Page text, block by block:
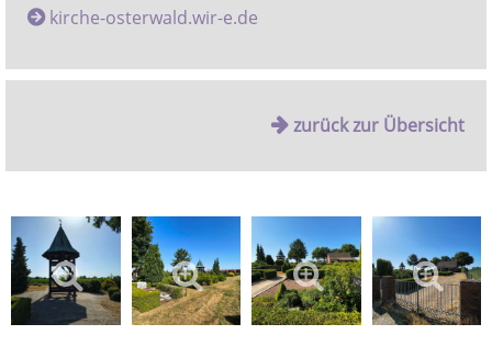
kirche-osterwald.wir-e.de
zurück zur Übersicht